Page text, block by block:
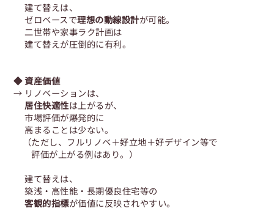
建て替えは、
ゼロベースで理想の動線設計が可能。
二世帯や家事ラク計画は
建て替えが圧倒的に有利。
◆ 資産価値
→ リノベーションは、
居住快適性は上がるが、
市場評価が爆発的に
高まることは少ない。
（ただし、フルリノベ＋好立地＋好デザイン等で
評価が上がる例はあり。）
建て替えは、
築浅・高性能・長期優良住宅等の
客観的指標が価値に反映されやすい。